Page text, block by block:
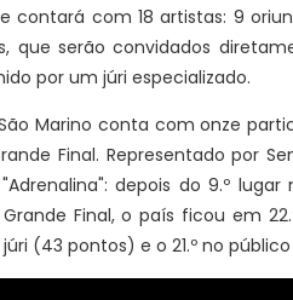
contará com 18 artistas: 9
que serão convidados
por um júri especializado.
Marino conta com onze
Final. Representado por
"Adrenalina": depois do 9.º
Final, o país ficou em
(43 pontos) e o 21.º no